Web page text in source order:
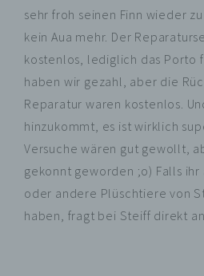
sehr froh seinen Finn wieder
kein Aua mehr. Der
kostenlos, lediglich das Porto
haben wir gezahl, aber die
Reparatur waren kostenlos.
hinzukommt, es ist wirklich
Versuche wären gut gewollt,
gekonnt geworden ;o) Falls ihr
oder andere Plüschtiere von
haben, fragt bei Steiff direkt